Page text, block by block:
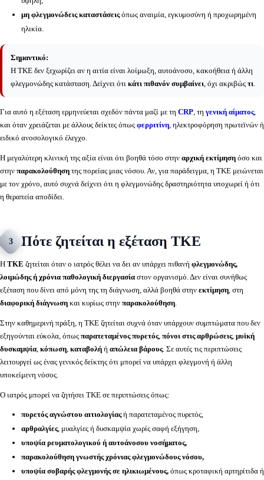
μη φλεγμονώδεις καταστάσειςόπως αναιμία, εγκυμοσύνη ή προχωρημένη
ηλικία.
Σημαντικό:
Η ΤΚΕ δεν ξεχωρίζει αν η αιτία είναι λοίμωξη, αυτοάνοσο, κακοήθεια ή άλλη
φλεγμονώδης κατάσταση. Δείχνει ότι κάτι πιθανόν συμβαίνει, όχι ακριβώς τι.
Για αυτό η εξέταση ερμηνεύεται σχεδόν πάντα μαζί με τη CRP, τη γενική αίματος,
και όταν χρειάζεται με άλλους δείκτες όπως φερριτίνη, ηλεκτροφόρηση πρωτεϊνών ή
ειδικό ανοσολογικό έλεγχο.
Η μεγαλύτερη κλινική της αξία είναι ότι βοηθά τόσο στην αρχική εκτίμηση όσο και
στην παρακολούθηση της πορείας μιας νόσου. Αν, για παράδειγμα, η ΤΚΕ μειώνεται
με τον χρόνο, αυτό συχνά δείχνει ότι η φλεγμονώδης δραστηριότητα υποχωρεί ή ότι
η θεραπεία αποδίδει.
3 Πότε ζητείται η εξέταση ΤΚΕ
Η ΤΚΕ ζητείται όταν ο ιατρός θέλει να δει αν υπάρχει πιθανή φλεγμονώδης,
λοιμώδης ή χρόνια παθολογική διεργασία στον οργανισμό. Δεν είναι συνήθως
εξέταση που δίνει από μόνη της τη διάγνωση, αλλά βοηθά στην εκτίμηση, στη
διαφορική διάγνωση και κυρίως στην παρακολούθηση.
Στην καθημερινή πράξη, η ΤΚΕ ζητείται συχνά όταν υπάρχουν συμπτώματα που δεν
εξηγούνται εύκολα, όπως παρατεταμένος πυρετός, πόνοι στις αρθρώσεις, μυϊκή
δυσκαμψία, κόπωση, καταβολή ή απώλεια βάρους. Σε αυτές τις περιπτώσεις
λειτουργεί ως ένας γενικός δείκτης ότι μπορεί να υπάρχει φλεγμονή ή άλλη
υποκείμενη νόσος.
Ο ιατρός μπορεί να ζητήσει ΤΚΕ σε περιπτώσεις όπως:
πυρετός αγνώστου αιτιολογίαςή παρατεταμένος πυρετός,
αρθραλγίες, μυαλγίες ή δυσκαμψία χωρίς σαφή εξήγηση,
υποψία ρευματολογικού ή αυτοάνοσου νοσήματος,
παρακολούθηση γνωστής χρόνιας φλεγμονώδους νόσου,
υποψία σοβαρής φλεγμονής σε ηλικιωμένους, όπως κροταφική αρτηρίτιδα ή